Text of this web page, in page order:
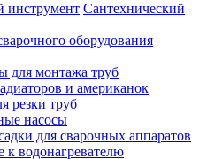
Сантехнический
оборудования
для монтажа труб
и американок
резки труб
насосы
для сварочных аппаратов